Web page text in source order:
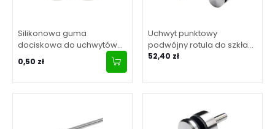
Silikonowa guma
dociskowa do uchwytów
punktowych rotul do szkła fi
30
0,50 zł
Uchwyt punktowy
podwójny rotula do szkła
8-20 mm, długość 170 mm,
satyna
52,40 zł